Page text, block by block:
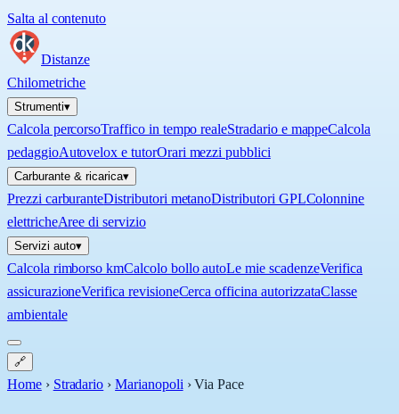
Salta al contenuto
Distanze
Chilometriche
Strumenti▾
Calcola percorsoTraffico in tempo realeStradario e mappeCalcola
pedaggioAutovelox e tutorOrari mezzi pubblici
Carburante & ricarica▾
Prezzi carburanteDistributori metanoDistributori GPLColonnine
elettricheAree di servizio
Servizi auto▾
Calcola rimborso kmCalcolo bollo autoLe mie scadenzeVerifica
assicurazioneVerifica revisioneCerca officina autorizzataClasse
ambientale
🔗
Home › Stradario › Marianopoli ›Via Pace